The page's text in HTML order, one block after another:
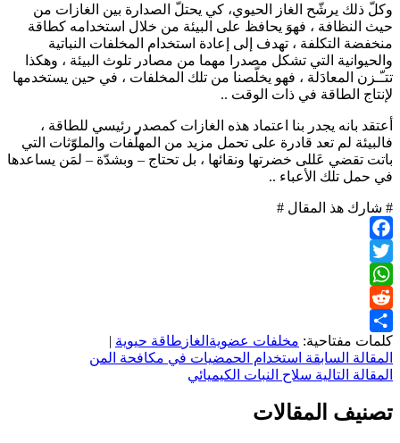
وكلّ ذلك يرشّح الغاز الحيوي، كي يحتلّ الصدارة بين الغازات من
حيث النظافة ، فهوَ يحافظ على البيئة من خلال استخدامه كطاقة
منخفضة التكلفة ، تهدف إلى إعادة استخدام المخلفات النباتية
والحيوانية التي تشكل مصدرا مهما من مصادر تلوث البيئة ، وهكذا
تتـّـزن المعادَلة ، فهو يخلّصنا من تلك المخلفات ، في حين يستخدمها
لإنتاج الطاقة في ذات الوقت ..
أعتقد بانه يجدر بنا اعتماد هذه الغازات كمصدر رئيسي للطاقة ،
فالبيئة لم تعد قادرة على تحمل مزيد من المهلّفات والملوّثات التي
باتت تقضي عَللى خضرتها ونقائها ، بل تحتاج – وبشدّة – لمَن يساعدها
في حمل تلك الأعباء ..
# شارك هذ المقال #
Facebook
Twitter
WhatsApp
Reddit
Share
كلمات مفتاحية: مخلفات عضوية الغاز طاقة حيوية |
تصفّح
المقالات
المقالة السابقة استخدام الحمضيات في مكافحة المن
المقالة التالية سلاح النبات الكيميائي
تصنيف المقالات